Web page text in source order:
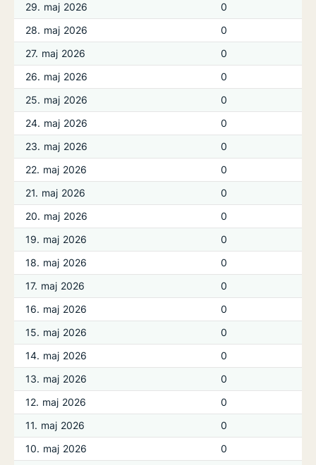
29. maj 2026
0
28. maj 2026
0
27. maj 2026
0
26. maj 2026
0
25. maj 2026
0
24. maj 2026
0
23. maj 2026
0
22. maj 2026
0
21. maj 2026
0
20. maj 2026
0
19. maj 2026
0
18. maj 2026
0
17. maj 2026
0
16. maj 2026
0
15. maj 2026
0
14. maj 2026
0
13. maj 2026
0
12. maj 2026
0
11. maj 2026
0
10. maj 2026
0